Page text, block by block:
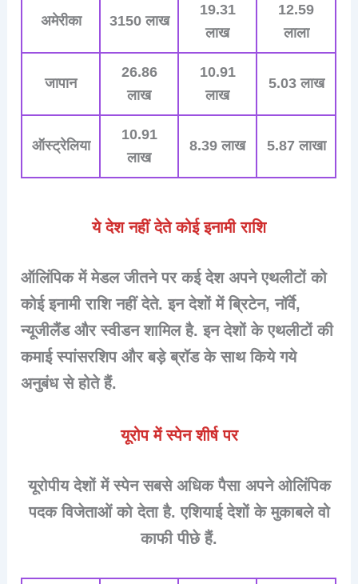
अमेरीका 3150 लाख
19.31
लाख
12.59
लाला
जापान
26.86
लाख
10.91
लाख
5.03 लाख
ऑस्ट्रेलिया
10.91
लाख
8.39 लाख 5.87 लाखा
ये देश नहीं देते कोई इनामी राशि
ऑलिंपिक में मेडल जीतने पर कई देश अपने एथलीटों को
कोई इनामी राशि नहीं देते. इन देशों में ब्रिटेन, नॉर्वे,
न्यूजीलैंड और स्वीडन शामिल है. इन देशों के एथलीटों की
कमाई स्पांसरशिप और बड़े ब्रॉड के साथ किये गये
अनुबंध से होते हैं.
यूरोप में स्पेन शीर्ष पर
यूरोपीय देशों में स्पेन सबसे अधिक पैसा अपने ओलिंपिक
पदक विजेताओं को देता है. एशियाई देशों के मुकाबले वो
काफी पीछे हैं.